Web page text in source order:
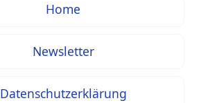
Home
Newsletter
Datenschutzerklärung